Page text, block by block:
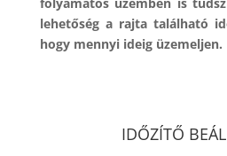
lehetőség a rajta található
hogy mennyi ideig üzemeljen.
IDŐZÍTŐ